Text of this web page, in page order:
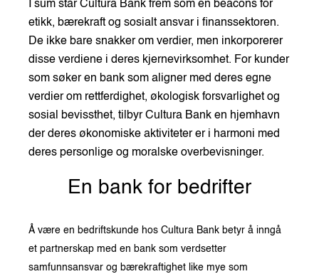
I sum står Cultura Bank frem som en beacons for
etikk, bærekraft og sosialt ansvar i finanssektoren.
De ikke bare snakker om verdier, men inkorporerer
disse verdiene i deres kjernevirksomhet. For kunder
som søker en bank som aligner med deres egne
verdier om rettferdighet, økologisk forsvarlighet og
sosial bevissthet, tilbyr Cultura Bank en hjemhavn
der deres økonomiske aktiviteter er i harmoni med
deres personlige og moralske overbevisninger.
En bank for bedrifter
Å være en bedriftskunde hos Cultura Bank betyr å inngå
et partnerskap med en bank som verdsetter
samfunnsansvar og bærekraftighet like mye som